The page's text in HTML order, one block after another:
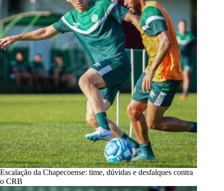
Escalação da Chapecoense: time, dúvidas e desfalques contra
o CRB